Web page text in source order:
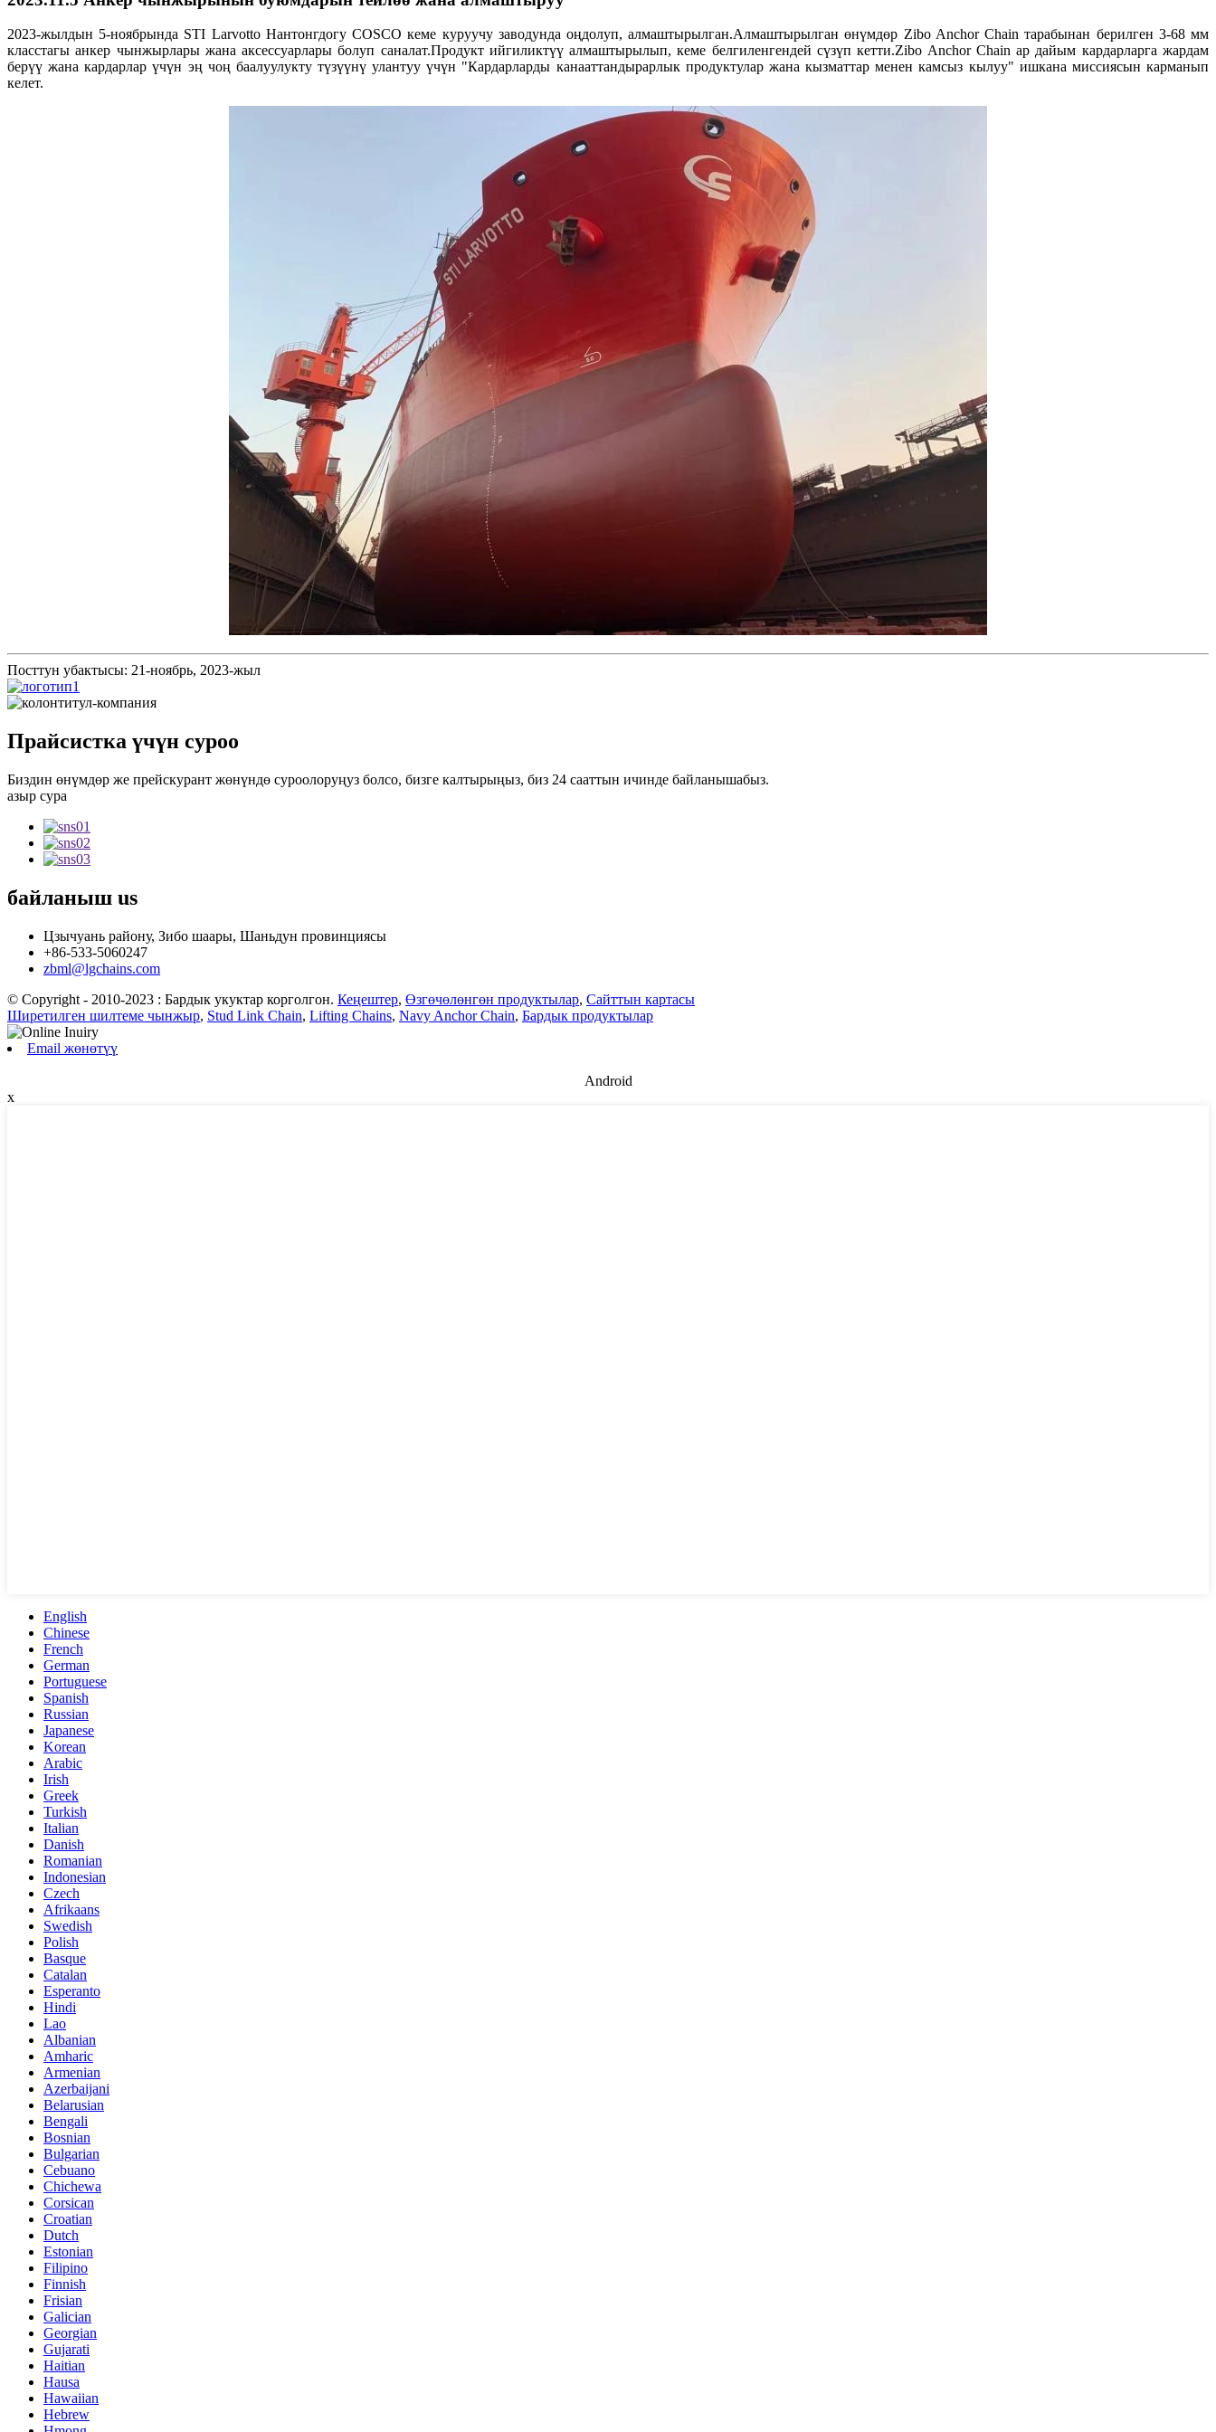
2023-жылдын 5-ноябрында STI Larvotto Нантонгдогу COSCO кеме куруучу заводунда оңдолуп, алмаштырылган.Алмаштырылган өнүмдөр Zibo Anchor Chain тарабынан берилген 3-68 мм
класстагы анкер чынжырлары жана аксессуарлары болуп саналат.Продукт ийгиликтүү алмаштырылып, кеме белгиленгендей сүзүп кетти.Zibo Anchor Chain ар дайым кардарларга жардам
берүү жана кардарлар үчүн эң чоң баалуулукту түзүүнү улантуу үчүн "Кардарларды канааттандырарлык продуктулар жана кызматтар менен камсыз кылуу" ишкана миссиясын карманып
келет.
Посттун убактысы: 21-ноябрь, 2023-жыл
Прайсистка үчүн суроо
Биздин өнүмдөр же прейскурант жөнүндө суроолоруңуз болсо, бизге калтырыңыз, биз 24 сааттын ичинде байланышабыз.
азыр сура
байланыш us
Цзычуань району, Зибо шаары, Шаньдун провинциясы
+86-533-5060247
zbml@lgchains.com
© Copyright - 2010-2023 : Бардык укуктар корголгон. Кеңештер, Өзгөчөлөнгөн продуктылар, Сайттын картасы
Ширетилген шилтеме чынжыр, Stud Link Chain, Lifting Chains, Navy Anchor Chain, Бардык продуктылар
Email жөнөтүү
Android
x
English
Chinese
French
German
Portuguese
Spanish
Russian
Japanese
Korean
Arabic
Irish
Greek
Turkish
Italian
Danish
Romanian
Indonesian
Czech
Afrikaans
Swedish
Polish
Basque
Catalan
Esperanto
Hindi
Lao
Albanian
Amharic
Armenian
Azerbaijani
Belarusian
Bengali
Bosnian
Bulgarian
Cebuano
Chichewa
Corsican
Croatian
Dutch
Estonian
Filipino
Finnish
Frisian
Galician
Georgian
Gujarati
Haitian
Hausa
Hawaiian
Hebrew